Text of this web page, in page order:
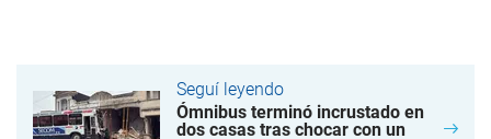
Seguí leyendo
Ómnibus terminó incrustado en
dos casas tras chocar con un